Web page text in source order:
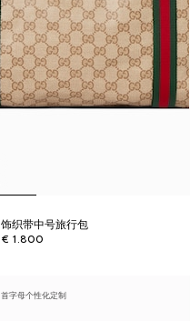
饰织带中号旅行包
€ 1.800
首字母个性化定制